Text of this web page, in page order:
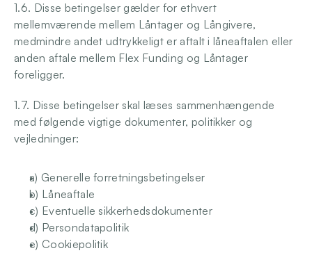
1.6. Disse betingelser gælder for ethvert
mellemværende mellem Låntager og Långivere,
medmindre andet udtrykkeligt er aftalt i låneaftalen eller
anden aftale mellem Flex Funding og Låntager
foreligger.
1.7. Disse betingelser skal læses sammenhængende
med følgende vigtige dokumenter, politikker og
vejledninger:
a) Generelle forretningsbetingelser
b) Låneaftale
c) Eventuelle sikkerhedsdokumenter
d) Persondatapolitik
e) Cookiepolitik